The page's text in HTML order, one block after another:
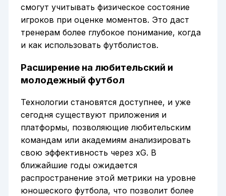
смогут учитывать физическое состояние
игроков при оценке моментов. Это даст
тренерам более глубокое понимание, когда
и как использовать футболистов.
Расширение на любительский и
молодежный футбол
Технологии становятся доступнее, и уже
сегодня существуют приложения и
платформы, позволяющие любительским
командам или академиям анализировать
свою эффективность через xG. В
ближайшие годы ожидается
распространение этой метрики на уровне
юношеского футбола, что позволит более